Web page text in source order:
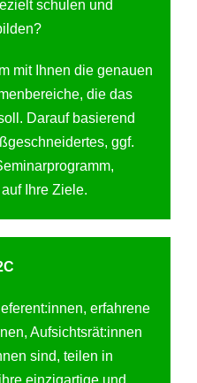
schulen und
mit Ihnen die genauen
die das
Darauf basierend
ggf.
Ihre Ziele.
erfahrene
Aufsichtsrät:innen
sind, teilen in
einzigartige und